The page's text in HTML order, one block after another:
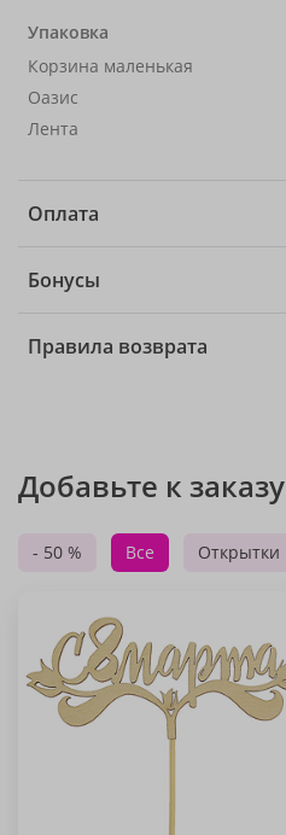
Упаковка
Корзина маленькая
Оазис
Лента
Оплата
Бонусы
Правила возврата
Добавьте к заказу
- 50 % Все Открытки